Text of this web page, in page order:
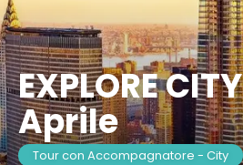
EXPLORE
Aprile
Tour con Accompagnatore - City